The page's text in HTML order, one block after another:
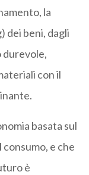
la
dei beni, dagli
durevole,
con il
basata sul
consumo, e che
è